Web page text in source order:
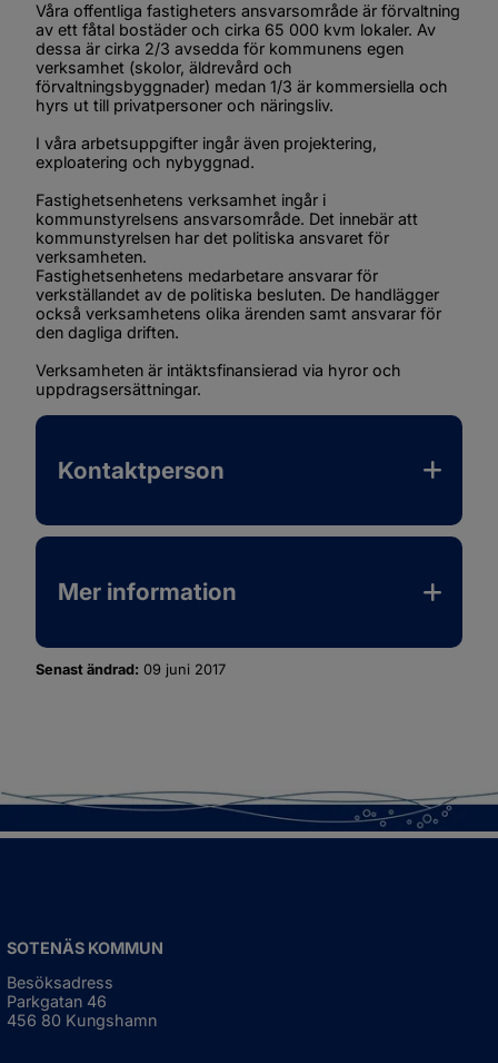
Våra offentliga fastigheters ansvarsområde är förvaltning
av ett fåtal bostäder och cirka 65 000 kvm lokaler. Av
dessa är cirka 2/3 avsedda för kommunens egen
verksamhet (skolor, äldrevård och
förvaltningsbyggnader) medan 1/3 är kommersiella och
hyrs ut till privatpersoner och näringsliv.
I våra arbetsuppgifter ingår även projektering,
exploatering och nybyggnad.
Fastighetsenhetens verksamhet ingår i
kommunstyrelsens ansvarsområde. Det innebär att
kommunstyrelsen har det politiska ansvaret för
verksamheten.
Fastighetsenhetens medarbetare ansvarar för
verkställandet av de politiska besluten. De handlägger
också verksamhetens olika ärenden samt ansvarar för
den dagliga driften.
Verksamheten är intäktsfinansierad via hyror och
uppdragsersättningar.
Kontaktperson
Mer information
Senast ändrad: 09 juni 2017
SOTENÄS KOMMUN
Besöksadress
Parkgatan 46
456 80 Kungshamn